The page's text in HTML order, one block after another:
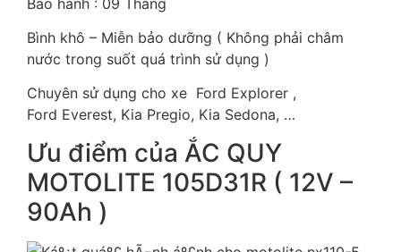
Bình khô – Miễn bảo dưỡng ( Không phải châm
nước trong suốt quá trình sử dụng )
Chuyên sử dụng cho xe Ford Explorer ,
Ford Everest, Kia Pregio, Kia Sedona, …
Ưu điểm của ẮC QUY
MOTOLITE 105D31R ( 12V –
90Ah )